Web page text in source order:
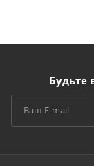
Будьте